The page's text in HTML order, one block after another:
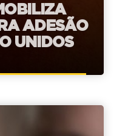
ADESÃO
UNIDOS